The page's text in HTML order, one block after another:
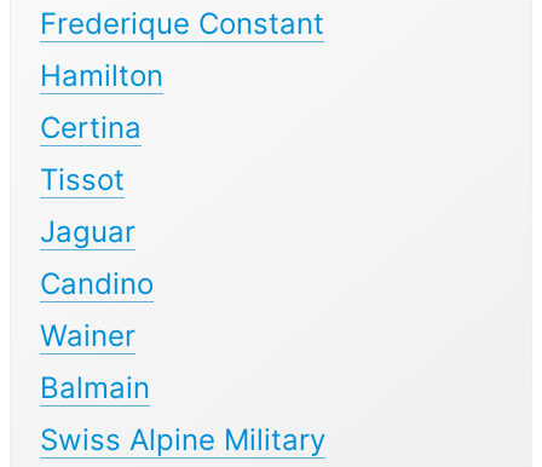
Frederique Constant
Hamilton
Certina
Tissot
Jaguar
Candino
Wainer
Balmain
Swiss Alpine Military